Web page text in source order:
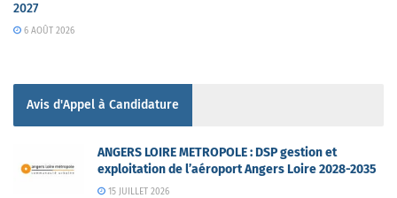
2027
6 AOÛT 2026
Avis d'Appel à Candidature
ANGERS LOIRE METROPOLE : DSP gestion et
exploitation de l’aéroport Angers Loire 2028-2035
15 JUILLET 2026